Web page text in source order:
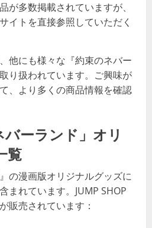
が多数掲載されていますが、
イトを直接参照していただく
他にも様々な『約束のネバー
り扱われています。ご興味が
、より多くの商品情報を確認
ーランド」オリ
覧
の漫画版オリジナルグッズに
まれています。JUMP SHOP
販売されています：